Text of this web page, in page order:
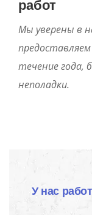
работ
Мы уверены в
течение года,
неполадки.
У нас